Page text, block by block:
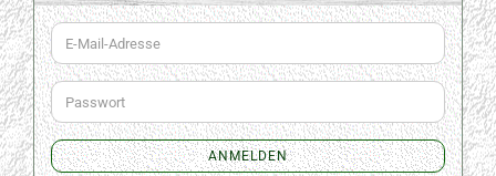
E-
Mail-
Adresse
Passwort
ANMELDEN